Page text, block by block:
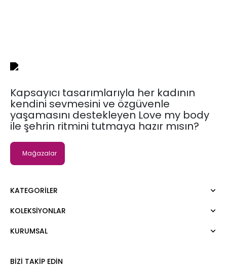
Kapsayıcı tasarımlarıyla her kadının
kendini sevmesini ve özgüvenle
yaşamasını destekleyen Love my body
ile şehrin ritmini tutmaya hazır mısın?
Mağazalar
KATEGORILER
Elbise
Tişört
KOLEKSIYONLAR
Moda Tutkusu
KURUMSAL
Kurumsal Satış
BIZI TAKIP EDIN